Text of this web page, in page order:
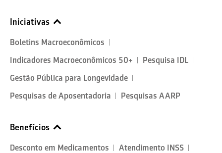
Iniciativas
Boletins Macroeconômicos
Indicadores Macroeconômicos 50+
Pesquisa IDL
Gestão Pública para Longevidade
Pesquisas de Aposentadoria
Pesquisas AARP
Benefícios
Desconto em Medicamentos
Atendimento INSS